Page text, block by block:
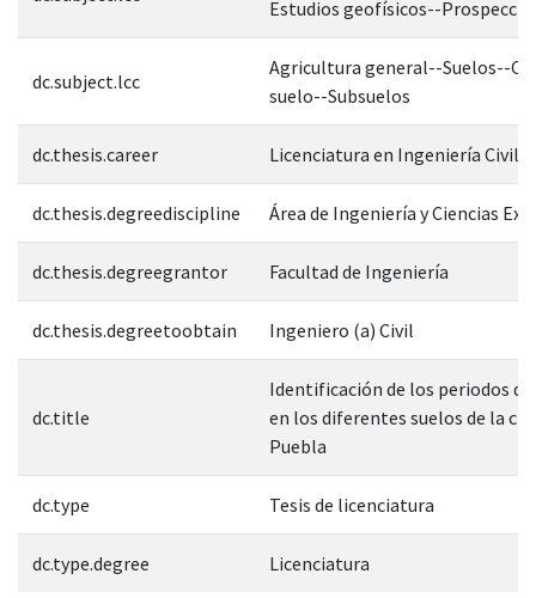
Estudios geofísicos--
dc.subject.lcc
Agricultura general--Suelos--
suelo--Subsuelos
dc.thesis.career Licenciatura en Ingeniería Civil
dc.thesis.degreediscipline Área de Ingeniería y Ciencias
dc.thesis.degreegrantor Facultad de Ingeniería
dc.thesis.degreetoobtain Ingeniero (a) Civil
dc.title
Identificación de los periodos
en los diferentes suelos de la
Puebla
dc.type Tesis de licenciatura
dc.type.degree Licenciatura